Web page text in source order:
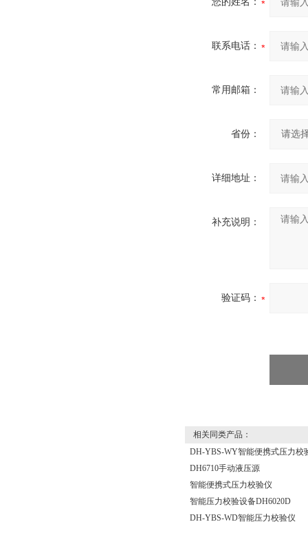
联系电话：
常用邮箱：
省份：
详细地址：
补充说明：
验证码：
相关同类产品：
DH-YBS-WY智能便携式压力校
DH6710手动液压源
智能便携式压力校验仪
智能压力校验设备DH6020D
DH-YBS-WD智能压力校验仪